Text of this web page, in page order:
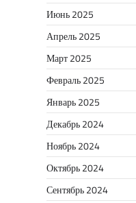
Июнь 2025
Апрель 2025
Март 2025
Февраль 2025
Январь 2025
Декабрь 2024
Ноябрь 2024
Октябрь 2024
Сентябрь 2024